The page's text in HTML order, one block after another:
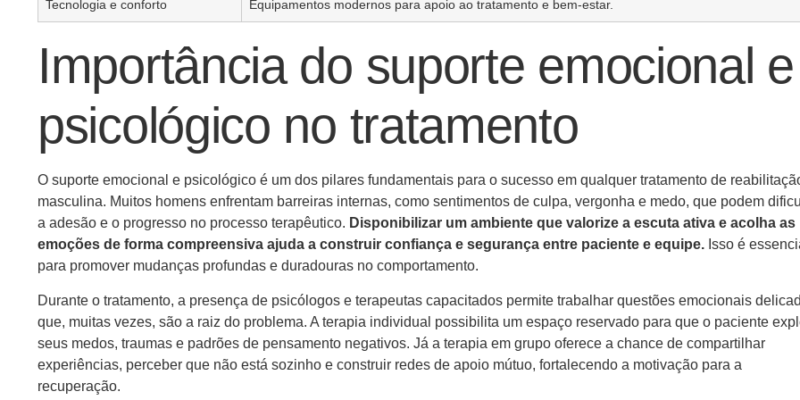
Tecnologia e conforto Equipamentos modernos para apoio ao tratamento e bem-estar.
Importância do suporte emocional e
psicológico no tratamento
O suporte emocional e psicológico é um dos pilares fundamentais para o sucesso em qualquer tratamento de
masculina. Muitos homens enfrentam barreiras internas, como sentimentos de culpa, vergonha e medo, que podem
a adesão e o progresso no processo terapêutico. Disponibilizar um ambiente que valorize a escuta ativa e acolha as
emoções de forma compreensiva ajuda a construir confiança e segurança entre paciente e equipe. Isso é
para promover mudanças profundas e duradouras no comportamento.
Durante o tratamento, a presença de psicólogos e terapeutas capacitados permite trabalhar questões emocionais
que, muitas vezes, são a raiz do problema. A terapia individual possibilita um espaço reservado para que o paciente
seus medos, traumas e padrões de pensamento negativos. Já a terapia em grupo oferece a chance de compartilhar
experiências, perceber que não está sozinho e construir redes de apoio mútuo, fortalecendo a motivação para a
recuperação.